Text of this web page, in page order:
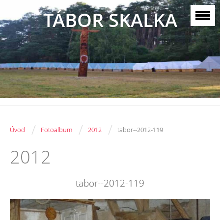
TÁBOR SKALKA
Úvod / Fotoalbum / 2012 / tabor--2012-119
2012
tabor--2012-119